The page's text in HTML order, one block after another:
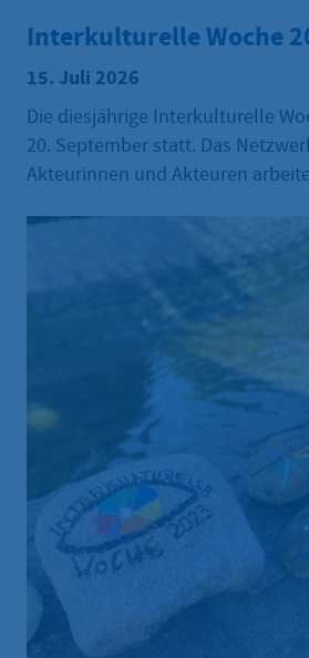
Interkulturelle Woche
15. Juli 2026
Die diesjährige Interkulturelle
20. September statt. Das
Akteurinnen und Akteuren
Vielfalt und Lebendigkeit unserer
widerspiegeln soll. Das digitale
den rund 20 Veranstaltungen
Download bereit.